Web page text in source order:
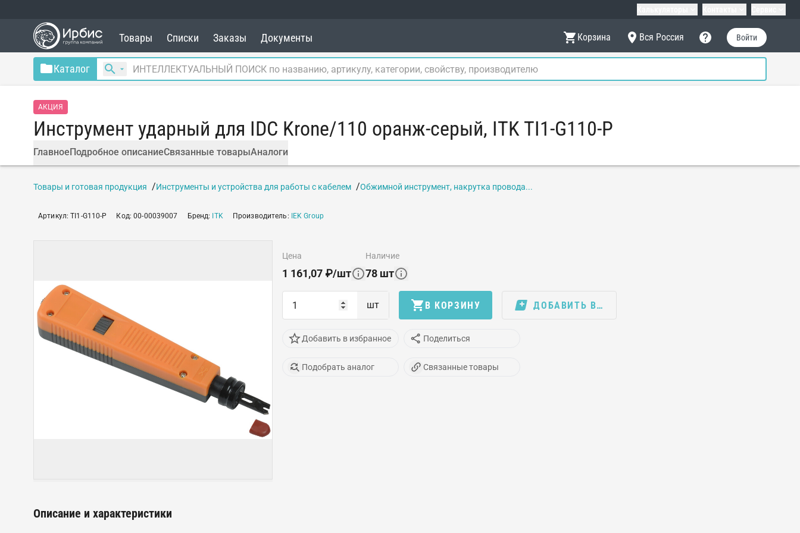
Товары Списки Заказы Документы Корзина Вся Россия Войти
Каталог
АКЦИЯ
Инструмент ударный для IDC Krone/110 оранж-серый, ITK TI1-G110-P
ГлавноеПодробное описаниеСвязанные товарыАналоги
Товары и готовая продукция Инструменты и устройства для работы с кабелем Обжимной инструмент, накрутка провода...
Артикул:TI1-G110-P Код:00-00039007 Бренд: ITK Производитель: IEK Group
цена
1 161,07 ₽/шт
наличие
78 шт
шт В КОРЗИНУ ДОБАВИТЬ В…
Добавить в избранное Поделиться
Подобрать аналог Связанные товары
Описание и характеристики